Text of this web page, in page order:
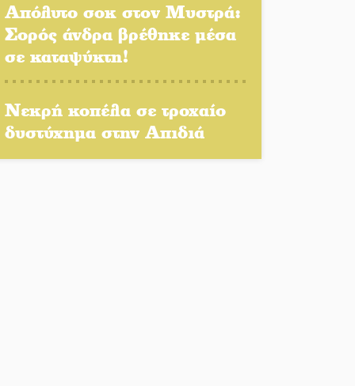
Η Σοχά ετοιμάζεται για ένα
δυναμικό καλοκαιρινό party
Διακοπή μαθημάτων στο
Ματάλειο Κολυμβητήριο την
Απόλυτο σοκ στον Μυστρά:
Σορός άνδρα βρέθηκε μέσα
σε καταψύκτη!
Νεκρή κοπέλα σε τροχαίο
δυστύχημα στην Απιδιά